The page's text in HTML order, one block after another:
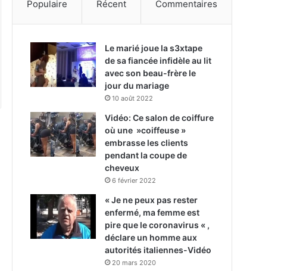
Populaire Récent Commentaires
Le marié joue la s3xtape
de sa fiancée infidèle au lit
avec son beau-frère le
jour du mariage
10 août 2022
Vidéo: Ce salon de coiffure
où une »coiffeuse »
embrasse les clients
pendant la coupe de
cheveux
6 février 2022
« Je ne peux pas rester
enfermé, ma femme est
pire que le coronavirus « ,
déclare un homme aux
autorités italiennes-Vidéo
20 mars 2020